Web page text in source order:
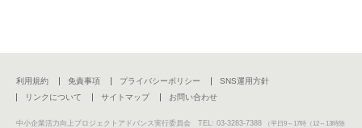
利用規約 免責事項 プライバシーポリシー
SNS運用方針
リンクについて
サイトマップ お問い合わせ
中小企業活力向上プロジェクトアドバンス実行委員会 TEL: 03-3283-7388 （平日9～17時（12～13時除